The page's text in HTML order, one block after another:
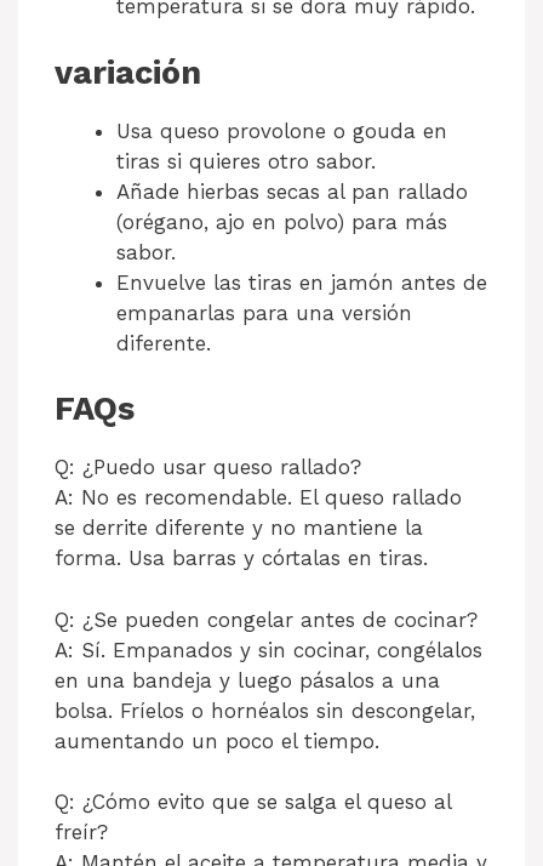
temperatura si se dora muy rápido.
variación
Usa queso provolone o gouda en
tiras si quieres otro sabor.
Añade hierbas secas al pan rallado
(orégano, ajo en polvo) para más
sabor.
Envuelve las tiras en jamón antes de
empanarlas para una versión
diferente.
FAQs
Q: ¿Puedo usar queso rallado?
A: No es recomendable. El queso rallado
se derrite diferente y no mantiene la
forma. Usa barras y córtalas en tiras.
Q: ¿Se pueden congelar antes de cocinar?
A: Sí. Empanados y sin cocinar, congélalos
en una bandeja y luego pásalos a una
bolsa. Fríelos o hornéalos sin descongelar,
aumentando un poco el tiempo.
Q: ¿Cómo evito que se salga el queso al
freír?